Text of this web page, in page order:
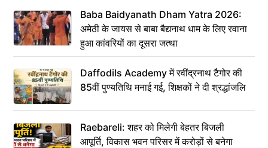
Baba Baidyanath Dham Yatra 2026:
अमेठी के जायस से बाबा बैद्यनाथ धाम के लिए रवाना
हुआ कांवरियों का दूसरा जत्था
Daffodils Academy में रवींद्रनाथ टैगोर की
85वीं पुण्यतिथि मनाई गई, शिक्षकों ने दी श्रद्धांजलि
Raebareli: शहर को मिलेगी बेहतर बिजली
आपूर्ति, विकास भवन परिसर में करोड़ों से बनेगा